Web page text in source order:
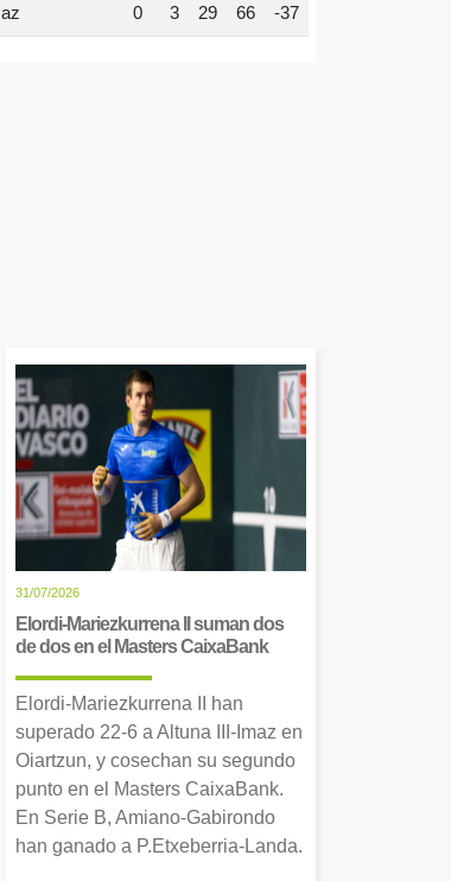
0 3 29 66 -37
31/07/2026
Elordi-Mariezkurrena II suman dos
de dos en el Masters CaixaBank
Elordi-Mariezkurrena II han
superado 22-6 a Altuna III-Imaz en
Oiartzun, y cosechan su segundo
punto en el Masters CaixaBank.
En Serie B, Amiano-Gabirondo
han ganado a P.Etxeberria-Landa.